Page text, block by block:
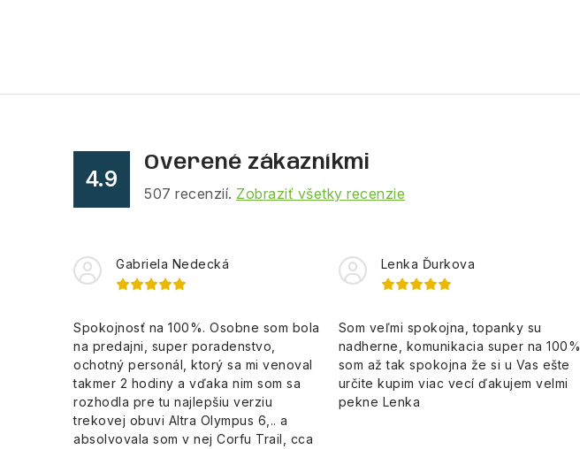
4.9
Overené zákazníkmi
507 recenzií. Zobraziť všetky recenzie
Gabriela Nedecká
Spokojnosť na 100%. Osobne som bola
na predajni, super poradenstvo,
ochotný personál, ktorý sa mi venoval
takmer 2 hodiny a vďaka nim som sa
rozhodla pre tu najlepšiu verziu
trekovej obuvi Altra Olympus 6,.. a
absolvovala som v nej Corfu Trail, cca
Lenka Ďurkova
Som veľmi spokojna, topanky su
nadherne, komunikacia super na 100%,
som až tak spokojna že si u Vas ešte
určite kupim viac vecí ďakujem velmi
pekne Lenka